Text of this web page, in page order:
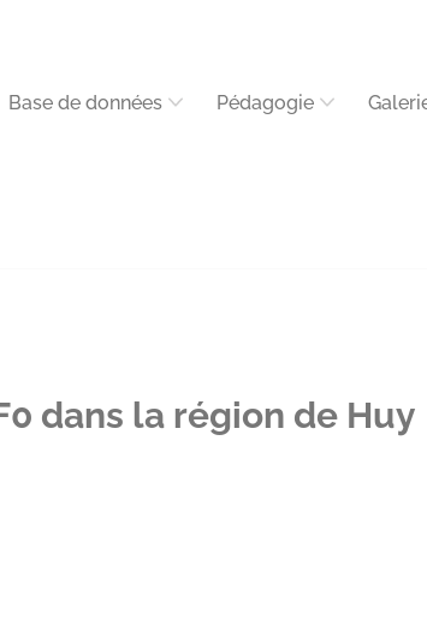
Base de données Pédagogie
dans la région de Huy